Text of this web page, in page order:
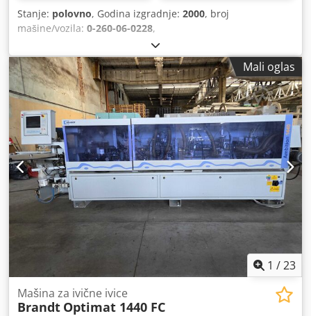
Stanje: polovno, Godina izgradnje: 2000, broj
mašine/vozila: 0-260-06-0228,
Mali oglas
1 /23
Mašina za ivične ivice
Brandt Optimat 1440 FC